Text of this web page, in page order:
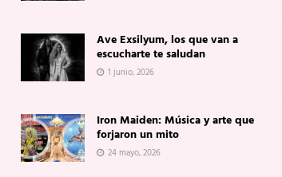
Ave Exsilyum, los que van a
escucharte te saludan
1 junio, 2026
Iron Maiden: Música y arte que
forjaron un mito
24 mayo, 2026